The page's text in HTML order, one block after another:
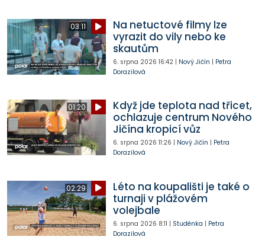
03:11
Na netuctové filmy lze
vyrazit do vily nebo ke
skautům
6. srpna 2026 16:42| Nový Jičín | Petra
Dorazilová
01:20
Když jde teplota nad třicet,
ochlazuje centrum Nového
Jičína kropicí vůz
6. srpna 2026 11:26 | Nový Jičín | Petra
Dorazilová
02:29
Léto na koupališti je také o
turnaji v plážovém
volejbale
6. srpna 2026 8:11 | Studénka | Petra
Dorazilová